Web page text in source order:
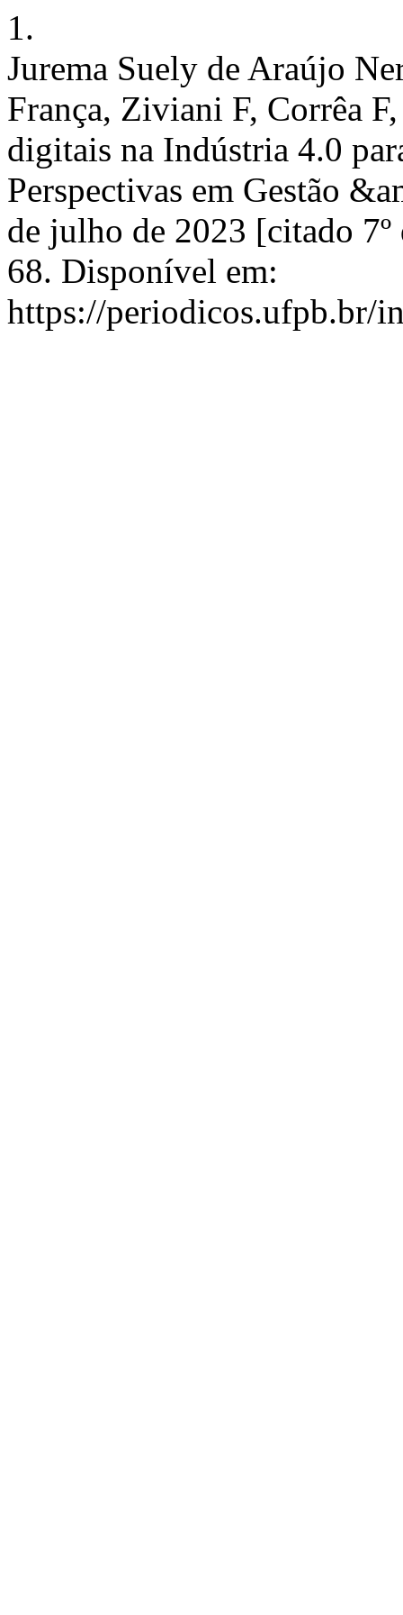
1.
Jurema Suely de Araújo
França, Ziviani F, Corrêa
digitais na Indústria 4.0
Perspectivas em Gestão
de julho de 2023 [citado
68. Disponível em:
https://periodicos.ufpb.br/